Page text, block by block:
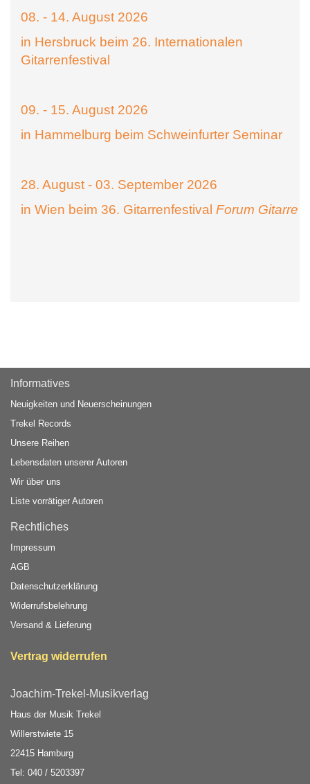
08. - 14. August 2026
in Hersbruck beim 26. Internationalen
Gitarrenfestival
09. - 15. August 2026
in Hammelburg beim Schweinfurter Seminar
28. August - 03. September 2026
in Wien beim 36. Gitarrenfestival Forum Gitarre
Informatives
Neuigkeiten und Neuerscheinungen
Trekel Records
Unsere Reihen
Lebensdaten unserer Autoren
Wir über uns
Liste vorrätiger Autoren
Rechtliches
Impressum
AGB
Datenschutzerklärung
Widerrufsbelehrung
Versand & Lieferung
Vertrag widerrufen
Joachim-Trekel-Musikverlag
Haus der Musik Trekel
Willerstwiete 15
22415 Hamburg
Tel: 040 / 5203397